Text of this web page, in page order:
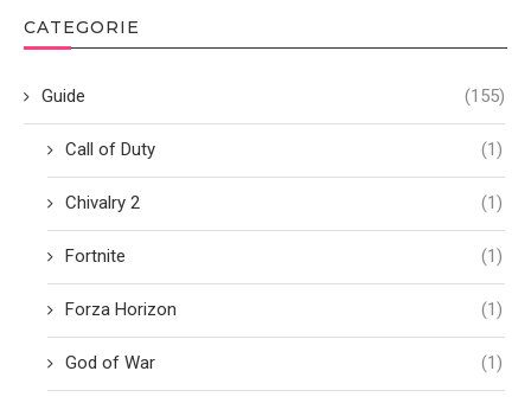
CATEGORIE
Guide (155)
Call of Duty (1)
Chivalry 2 (1)
Fortnite (1)
Forza Horizon (1)
God of War (1)